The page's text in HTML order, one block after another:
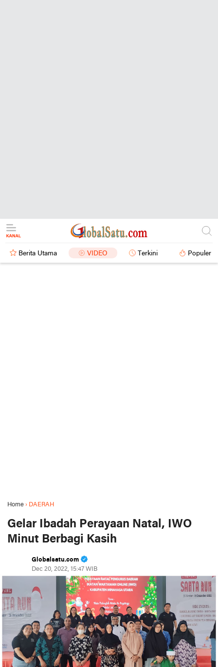
Berita Utama VIDEO Terkini Populer
Home › DAERAH
Gelar Ibadah Perayaan Natal, IWO
Minut Berbagi Kasih
Globalsatu.com
Dec 20, 2022, 15:47 WIB